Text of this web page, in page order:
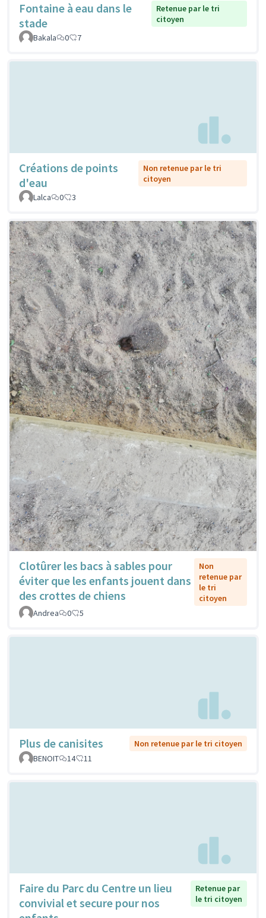
Fontaine à eau dans le
stade
Retenue par le tri
citoyen
Bakala
0 7
Créations de points
d'eau
Non retenue par le tri
citoyen
Lalca
0 3
Clotûrer les bacs à sables pour
éviter que les enfants jouent dans
des crottes de chiens
Non
retenue par
le tri
citoyen
Andrea
0 5
Plus de canisites
Non retenue par le tri citoyen
BENOIT
14 11
Faire du Parc du Centre un lieu
convivial et secure pour nos
Retenue par
le tri citoyen